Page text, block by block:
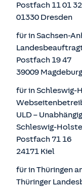
Postfach 11 01 32
01330 Dresden
für in Sachsen-
Postfach 19 47
39009 Magdeburg
für in Schleswig-
ULD –
Schleswig-
Postfach 71 16
24171 Kiel
für in Thüringen
Thüringer